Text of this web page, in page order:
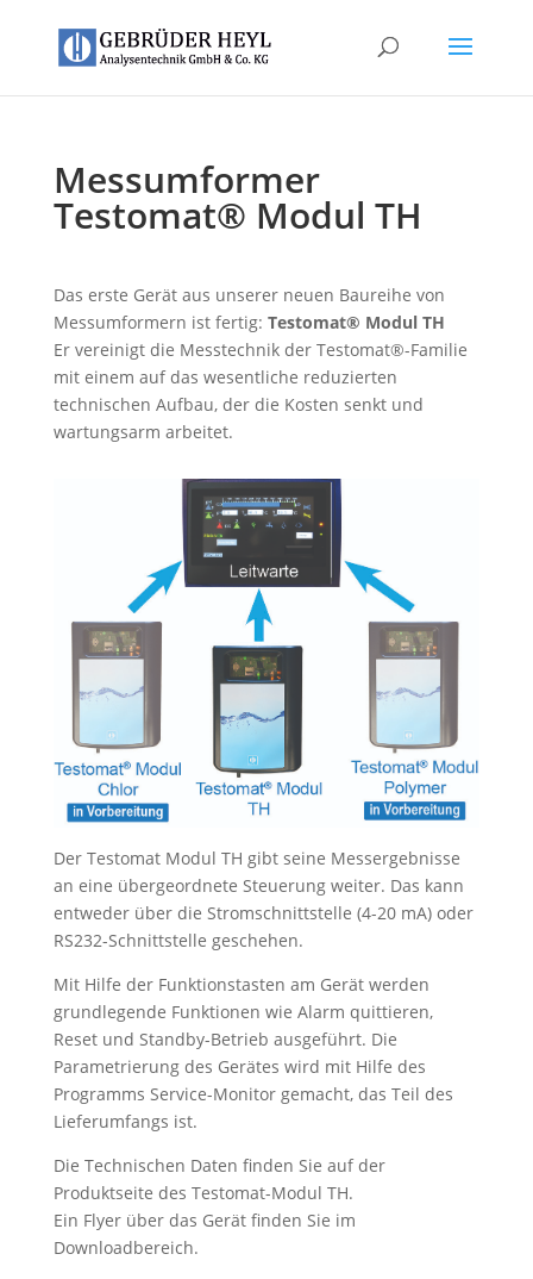
Messumformer
Testomat® Modul TH
Das erste Gerät aus unserer neuen Baureihe von
Messumformern ist fertig: Testomat® Modul TH
Er vereinigt die Messtechnik der Testomat®-Familie
mit einem auf das wesentliche reduzierten
technischen Aufbau, der die Kosten senkt und
wartungsarm arbeitet.
Der Testomat Modul TH gibt seine Messergebnisse
an eine übergeordnete Steuerung weiter. Das kann
entweder über die Stromschnittstelle (4-20 mA) oder
RS232-Schnittstelle geschehen.
Mit Hilfe der Funktionstasten am Gerät werden
grundlegende Funktionen wie Alarm quittieren,
Reset und Standby-Betrieb ausgeführt. Die
Parametrierung des Gerätes wird mit Hilfe des
Programms Service-Monitor gemacht, das Teil des
Lieferumfangs ist.
Die Technischen Daten finden Sie auf der
Produktseite des Testomat-Modul TH.
Ein Flyer über das Gerät finden Sie im
Downloadbereich.